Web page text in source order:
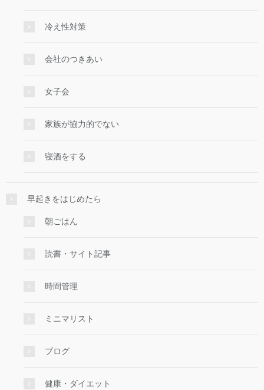
冷え性対策
会社のつきあい
女子会
家族が協力的でない
寝酒をする
早起きをはじめたら
朝ごはん
読書・サイト記事
時間管理
ミニマリスト
ブログ
健康・ダイエット